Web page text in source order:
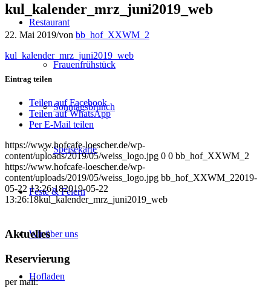
Restaurant
Frauenfrühstück
Sonntagsbrunch
Speisekarte
Feste & Feiern
Wir über uns
Hofladen
kul_kalender_mrz_juni2019_web
22. Mai 2019/von bb_hof_XXWM_2
kul_kalender_mrz_juni2019_web
Eintrag teilen
Teilen auf Facebook
Teilen auf WhatsApp
Per E-Mail teilen
https://www.hofcafe-loescher.de/wp-
content/uploads/2019/05/weiss_logo.jpg 0 0 bb_hof_XXWM_2
https://www.hofcafe-loescher.de/wp-
content/uploads/2019/05/weiss_logo.jpg bb_hof_XXWM_22019-
05-22 13:26:182019-05-22
13:26:18kul_kalender_mrz_juni2019_web
Aktuelles
Reservierung
per mail: